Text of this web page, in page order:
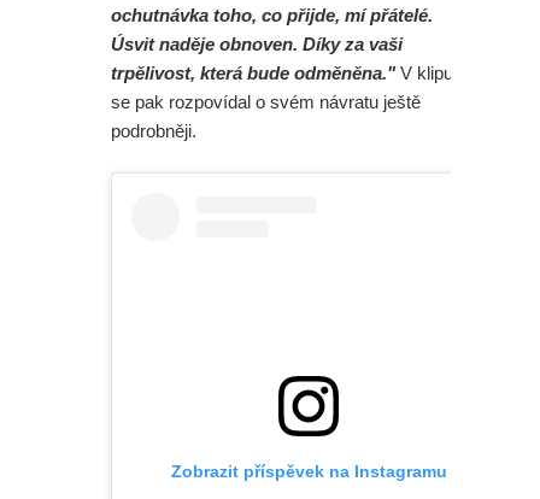
ochutnávka toho, co přijde, mí přátelé.
Úsvit naděje obnoven. Díky za vaši
trpělivost, která bude odměněna."V klipu
se pak rozpovídal o svém návratu ještě
podrobněji.
Zobrazit příspěvek na Instagramu